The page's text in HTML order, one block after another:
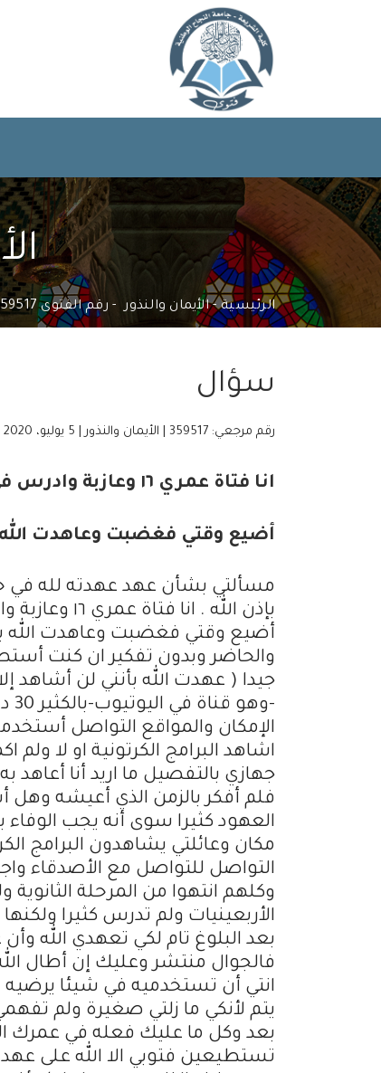
الرئيسية الأيمان والنذور رقم الفتوى 359517
سؤال
رقم مرجعي: 359517 | الأيمان والنذور | 5 يوليو، 2020
انا فتاة عمري ١٦
أضيع وقتي فغضبت وعاهدت الله
مسألتي بشأن عهد عهدته لله في
بإذن الله .
أضيع وقتي فغضبت وعاهدت الله
والحاضر وبدون تفكير ان كنت
جيدا ( عهدت الله بأنني لن أشاهد
-
الإمكان والمواقع التواصل
اشاهد البرامج الكرتونية او
جهازي بالتفصيل ما اريد أنا
فلم أفكر بالزمن الذي أعيشه وهل
العهود كثيرا سوى أنه يجب
مكان وعائلتي يشاهدون البرامج
التواصل للتواصل مع الأصدقاء
وكلهم انتهوا من المرحلة
الأربعينيات ولم تدرس كثيرا
بعد البلوغ تام لكي تعهدي
فالجوال منتشر وعليك إن أطال
انتي أن تستخدميه في شيئا يرضيه
يتم لأنكي ما زلتي صغيرة ولم
بعد وكل ما عليك فعله في عمرك
تستطيعين فتوبي الا الله على